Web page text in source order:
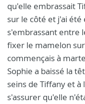
qu'elle embrassait
sur le côté et j'ai été
s'embrassant entre
fixer le mamelon
commençais à
Sophie a baissé la
seins de Tiffany et
s'assurer qu'elle